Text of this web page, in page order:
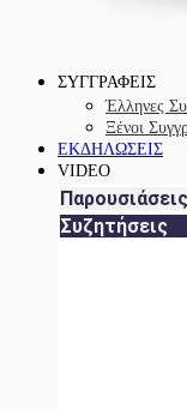
ΣΥΓΓΡΑΦΕΙΣ
Έλληνες
Ξένοι
ΕΚΔΗΛΩΣΕΙΣ
VIDEO
Συζητήσεις